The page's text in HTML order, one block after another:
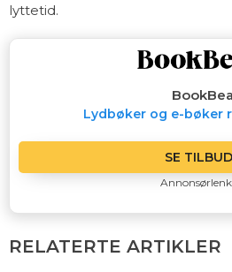
lyttetid.
Lydbøker og e-bøker
SE TILBUD
RELATERTE ARTIKLER